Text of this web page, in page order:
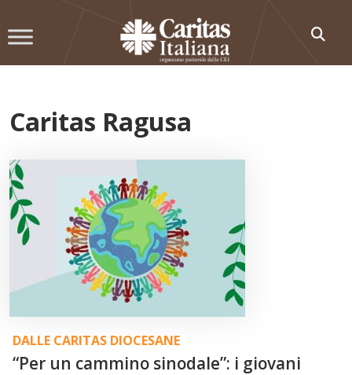
to
Caritas Ragusa
DALLE CARITAS DIOCESANE
“Per un cammino sinodale”: i giovani